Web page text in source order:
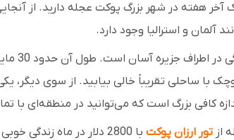
یک آخر هفته در شهر بزرگ پوکت عجله دارید. از
آلمان و استرالیا وجود دارد.
با ساحلی تقریباً خالی بیابید. از سوی دیگر،
کافی بزرگ است که می‌توانید در منطقه‌ای با
از تور ارزان پوکت
با 2800 دلار در ماه